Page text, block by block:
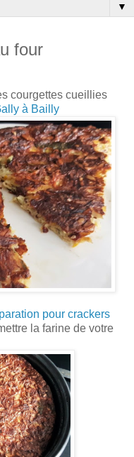
▼
four
courgettes cueillies
à Bailly
pour crackers
la farine de votre